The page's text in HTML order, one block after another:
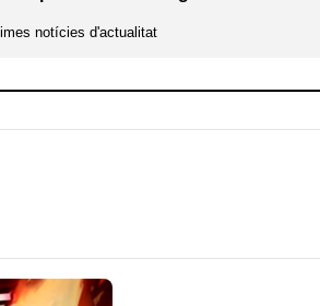
notícies d'actualitat